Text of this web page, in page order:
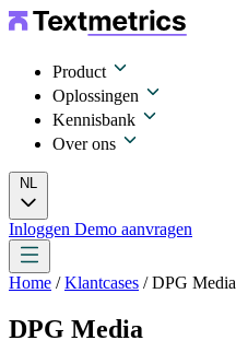
Product
Oplossingen
Kennisbank
Over ons
NL
Inloggen Demo aanvragen
Home /Klantcases / DPG Media
DPG Media